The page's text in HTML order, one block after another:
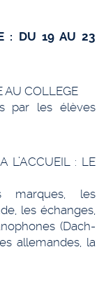
: DU 19 AU 23
AU COLLEGE
par les élèves
L’ACCUEIL : LE
marques, les
les échanges,
(Dach-
allemandes, la